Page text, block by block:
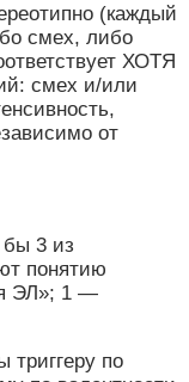
(каждый
смех, либо
ХОТЯ
смех и/или
от
3 из
понятию
ЭЛ»; 1 —
триггеру по